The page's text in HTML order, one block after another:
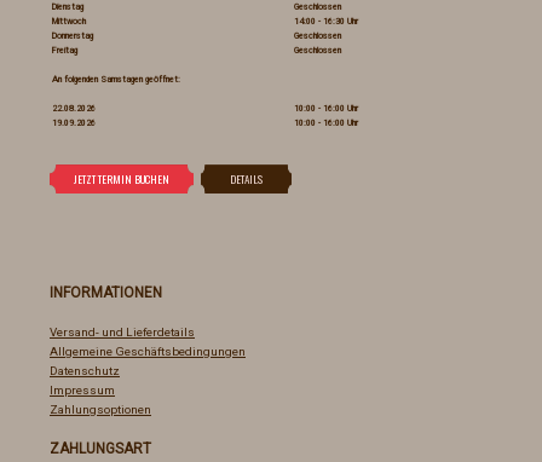
Dienstag
Geschlossen
Mittwoch
14:00 - 16:30 Uhr
Donnerstag
Geschlossen
Freitag
Geschlossen
An folgenden Samstagen geöffnet:
22.08.2026
10:00 - 16:00 Uhr
19.09.2026
10:00 - 16:00 Uhr
INFORMATIONEN
Versand- und Lieferdetails
Allgemeine Geschäftsbedingungen
Datenschutz
Impressum
Zahlungsoptionen
ZAHLUNGSART